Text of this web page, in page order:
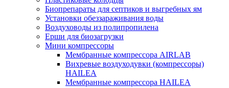
Биопрепараты для септиков и выгребных ям
Установки обеззараживания воды
Воздуховоды из полипропилена
Ерши для биозагрузки
Мини компрессоры
Мембранные компрессора AIRLAB
Вихревые воздуходувки (компрессоры)
HAILEA
Мембранные компрессора HAILEA